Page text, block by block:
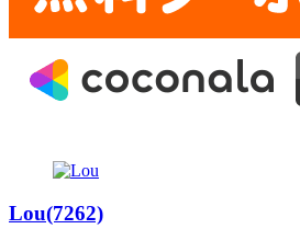
Lou(7262)